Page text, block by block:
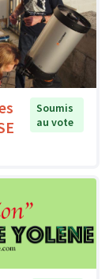
Soumis
au vote